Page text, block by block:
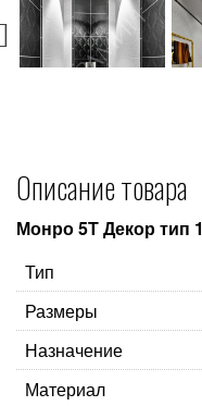
Описание товара
Монро 5Т Декор тип 1
Тип
Размеры
Назначение
Материал